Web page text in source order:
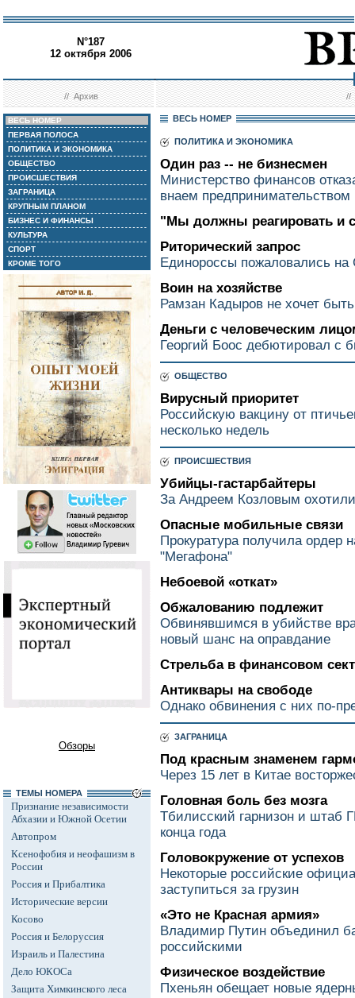
N°187
12 октября 2006
//Архив //
ВЕСЬ НОМЕР
ПЕРВАЯ ПОЛОСА
ПОЛИТИКА И ЭКОНОМИКА
ОБЩЕСТВО
ПРОИСШЕСТВИЯ
ЗАГРАНИЦА
КРУПНЫМ ПЛАНОМ
БИЗНЕС И ФИНАНСЫ
КУЛЬТУРА
СПОРТ
КРОМЕ ТОГО
Обзоры
ТЕМЫ НОМЕРА
Признание независимости
Абхазии и Южной Осетии
Автопром
Ксенофобия и неофашизм в
России
Россия и Прибалтика
Исторические версии
Косово
Россия и Белоруссия
Израиль и Палестина
Дело ЮКОСа
Защита Химкинского леса
ВЕСЬ НОМЕР
ПОЛИТИКА И ЭКОНОМИКА
Один раз -- не бизнесмен
Министерство финансов
внаем предпринимательством
"Мы должны реагировать и
Риторический запрос
Единороссы пожаловались на
Воин на хозяйстве
Рамзан Кадыров не хочет
Деньги с человеческим
Георгий Боос дебютировал с
ОБЩЕСТВО
Вирусный приоритет
Российскую вакцину от
несколько недель
ПРОИСШЕСТВИЯ
Убийцы-гастарбайтеры
За Андреем Козловым
Опасные мобильные связи
Прокуратура получила ордер
"Мегафона"
Небоевой «откат»
Обжалованию подлежит
Обвинявшимся в убийстве
новый шанс на оправдание
Стрельба в финансовом
Антиквары на свободе
Однако обвинения с них по-
ЗАГРАНИЦА
Под красным знаменем
Через 15 лет в Китае
Головная боль без мозга
Тбилисский гарнизон и штаб
конца года
Головокружение от успехов
Некоторые российские
заступиться за грузин
«Это не Красная армия»
Владимир Путин объединил
российскими
Физическое воздействие
Пхеньян обещает новые